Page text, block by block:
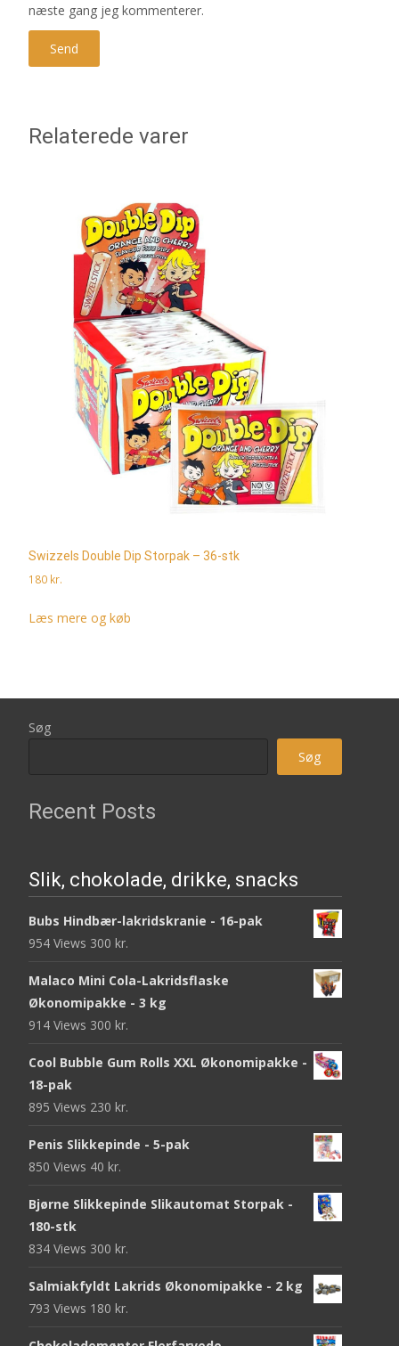
næste gang jeg kommenterer.
Relaterede varer
Swizzels Double Dip Storpak – 36-stk
180 kr.
Læs mere og køb
Søg
Søg
Recent Posts
Slik, chokolade, drikke, snacks
Bubs Hindbær-lakridskranie - 16-pak
954 Views 300 kr.
Malaco Mini Cola-Lakridsflaske
Økonomipakke - 3 kg
914 Views 300 kr.
Cool Bubble Gum Rolls XXL Økonomipakke -
18-pak
895 Views 230 kr.
Penis Slikkepinde - 5-pak
850 Views 40 kr.
Bjørne Slikkepinde Slikautomat Storpak -
180-stk
834 Views 300 kr.
Salmiakfyldt Lakrids Økonomipakke - 2 kg
793 Views 180 kr.